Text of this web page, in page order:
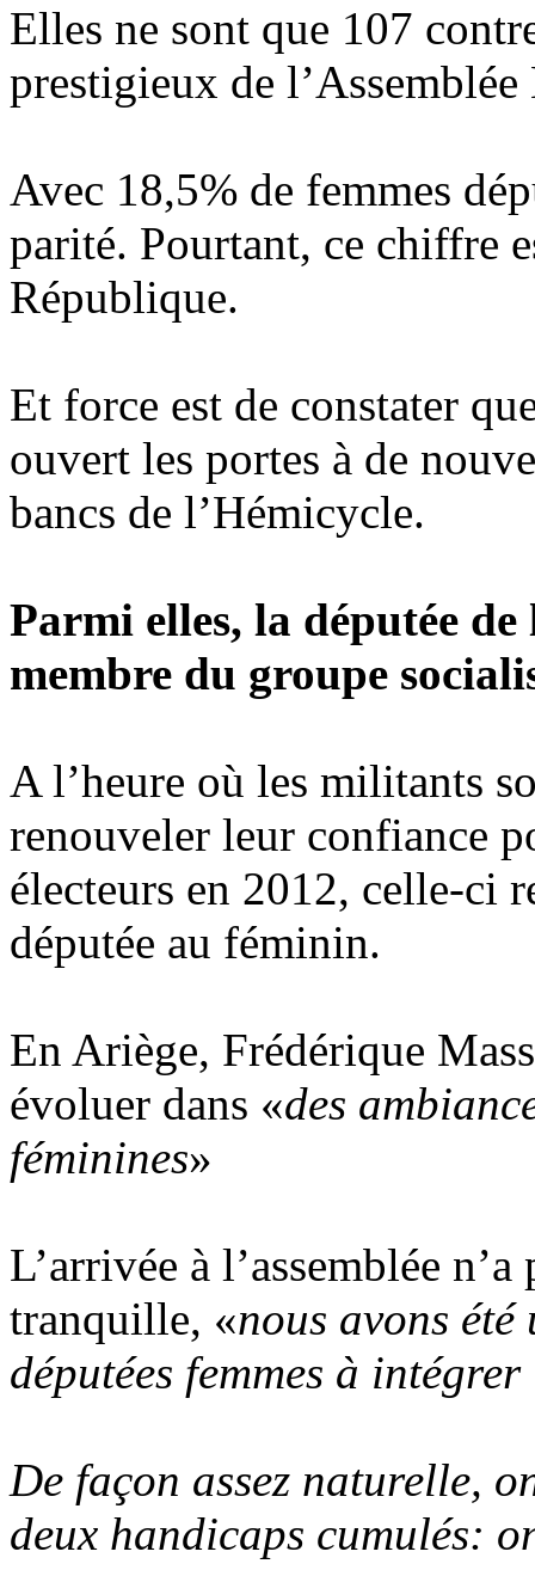
Elles ne sont que 107
prestigieux de
Avec 18,5% de femmes
parité. Pourtant, ce chiffre
République.
Et force est de constater
ouvert les portes à de
bancs de l’Hémicycle.
Parmi elles, la députée
membre du groupe
A l’heure où les militants
renouveler leur confiance
électeurs en 2012, celle-ci
députée au féminin.
En Ariège, Frédérique
évoluer dans «des
féminines»
L’arrivée à l’assemblée
tranquille, «nous avons
députées femmes à
De façon assez naturelle,
deux handicaps cumulés: